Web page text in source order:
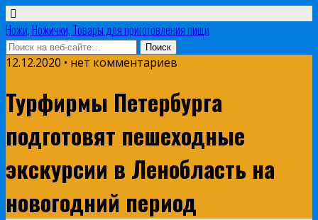
Ножи, Ножички, Товары для приготовления пищи
12.12.2020 • нет комментариев
Турфирмы Петербурга
подготовят пешеходные
экскурсии в Ленобласть на
новогодний период